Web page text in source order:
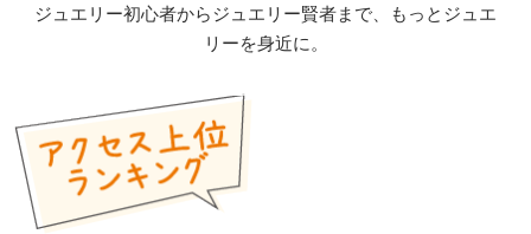
ジュエリー初心者からジュエリー賢者まで、もっとジュエ
リーを身近に。